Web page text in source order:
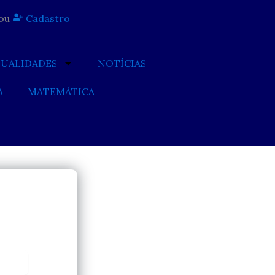
Cadastro
NOTÍCIAS
MATEMÁTICA